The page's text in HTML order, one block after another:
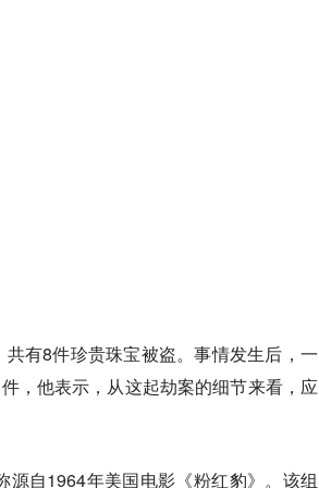
有8件珍贵珠宝被盗。事情发生后，一
，他表示，从这起劫案的细节来看，应
自1964年美国电影《粉红豹》。该组